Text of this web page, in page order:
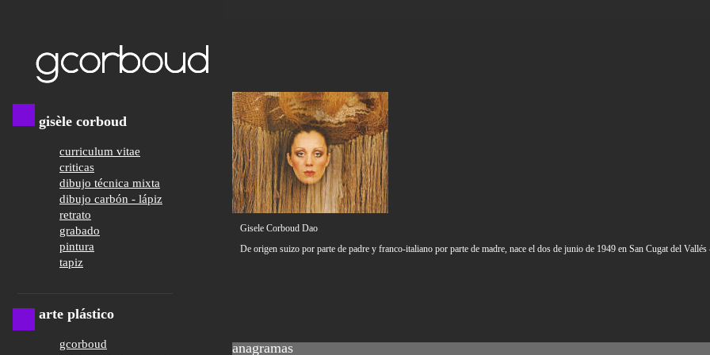
gisèle corboud
curriculum vitae
criticas
dibujo técnica mixta
dibujo carbón - lápiz
retrato
grabado
pintura
tapiz
arte plástico
gcorboud
Gisele Corboud Dao
De origen suizo por parte de padre y franco-italiano por parte de madre, nace el dos de junio de 1949 en San Cugat del Vallés
anagramas